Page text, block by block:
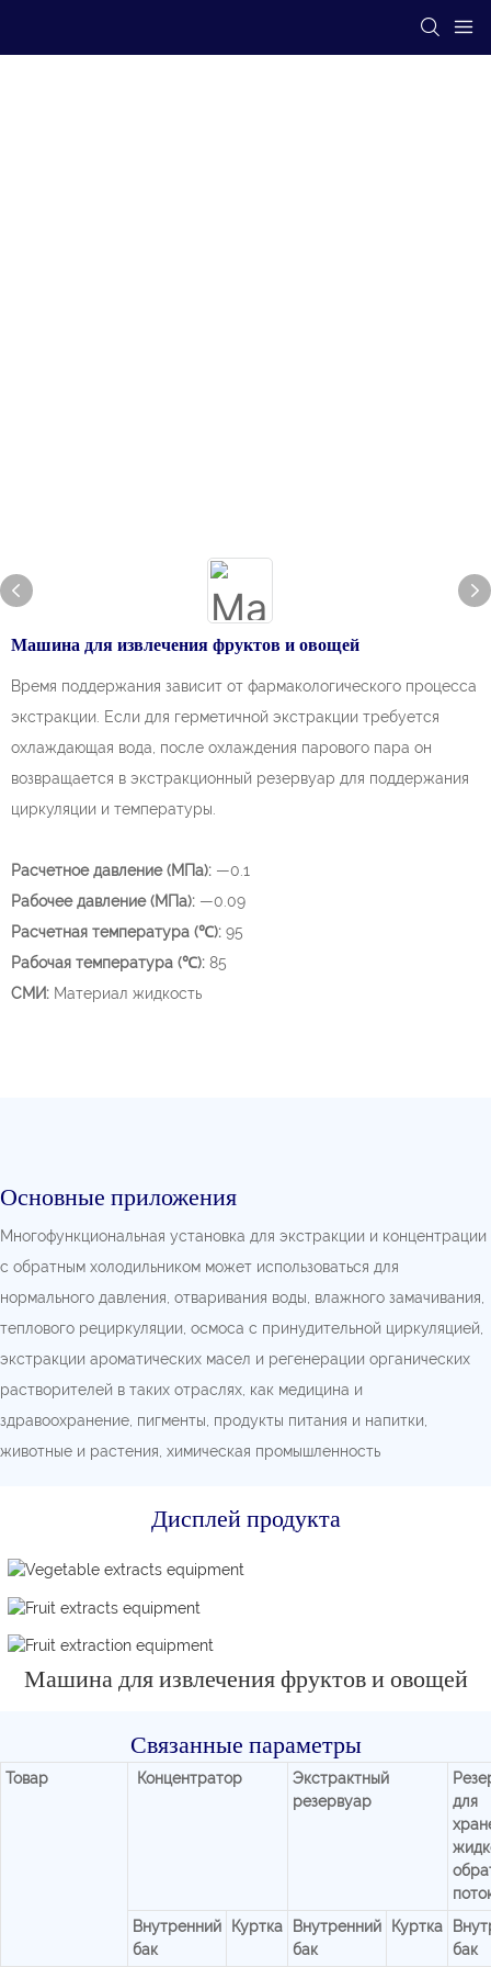
Машина для извлечения фруктов и овощей
Время поддержания зависит от фармакологического процесса
экстракции. Если для герметичной экстракции требуется
охлаждающая вода, после охлаждения парового пара он
возвращается в экстракционный резервуар для поддержания
циркуляции и температуры.
Расчетное давление (МПа): —0.1
Рабочее давление (МПа): —0.09
Расчетная температура (℃): 95
Рабочая температура (℃): 85
СМИ: Материал жидкость
Основные приложения
Многофункциональная установка для экстракции и концентрации
с обратным холодильником может использоваться для
нормального давления, отваривания воды, влажного замачивания,
теплового рециркуляции, осмоса с принудительной циркуляцией,
экстракции ароматических масел и регенерации органических
растворителей в таких отраслях, как медицина и
здравоохранение, пигменты, продукты питания и напитки,
животные и растения, химическая промышленность
Дисплей продукта
Машина для извлечения фруктов и овощей
Связанные параметры
Товар Концентратор
Экстрактный
резервуар
для
Внутренний
бак
Куртка
Внутренний
бак
Куртка
бак